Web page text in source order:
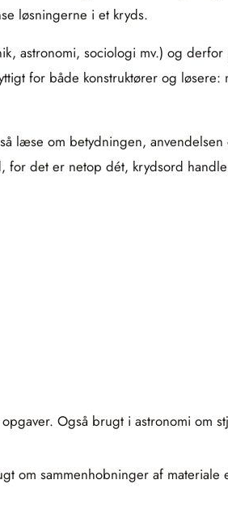
løsningerne i et kryds.
astronomi, sociologi mv.) og derfor
for både konstruktører og løsere:
læse om betydningen,
det er netop dét, krydsord
Også brugt i astronomi om
om sammenhobninger af materiale